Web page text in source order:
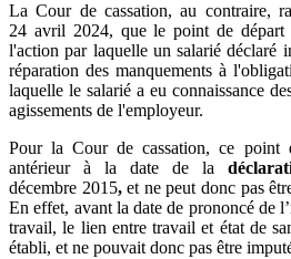
La Cour de cassation, au contraire,
24 avril 2024, que le point de départ
l'action par laquelle un salarié déclaré
réparation des manquements à
laquelle le salarié a eu connaissance
agissements de l'employeur.
Pour la Cour de cassation, ce point
antérieur à la date de la
décembre 2015,et ne peut donc pas
En effet, avant la date de prononcé de
travail, le lien entre travail et état de
établi, et ne pouvait donc pas être